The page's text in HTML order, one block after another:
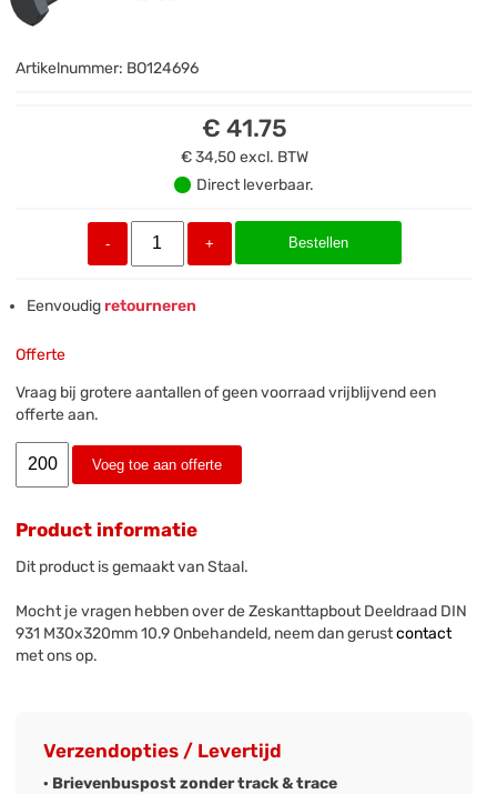
Artikelnummer: BO124696
€ 41.75
€ 34,50 excl. BTW
Direct leverbaar.
- + Bestellen
Eenvoudigretourneren
Offerte
Vraag bij grotere aantallen of geen voorraad vrijblijvend een
offerte aan.
Voeg toe aan offerte
Product informatie
Dit product is gemaakt van Staal.
Mocht je vragen hebben over de Zeskanttapbout Deeldraad DIN
931 M30x320mm 10.9 Onbehandeld, neem dan gerustcontact
met ons op.
Verzendopties / Levertijd
· Brievenbuspost zonder track & trace